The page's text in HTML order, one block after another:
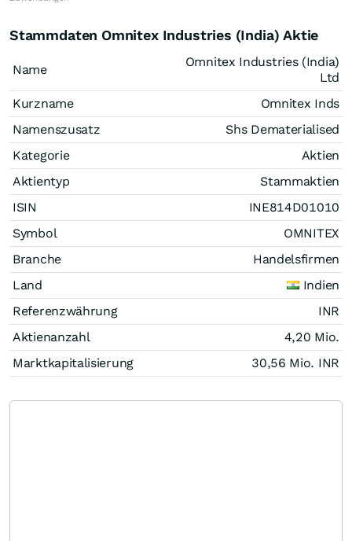
Stammdaten Omnitex Industries (India) Aktie
Name
Omnitex Industries (India)
Ltd
Kurzname
Omnitex Inds
Namenszusatz
Shs Dematerialised
Kategorie
Aktien
Aktientyp
Stammaktien
ISIN
INE814D01010
Symbol
OMNITEX
Branche
Handelsfirmen
Land
Indien
Referenzwährung
INR
Aktienanzahl
4,20 Mio.
Marktkapitalisierung
30,56 Mio. INR